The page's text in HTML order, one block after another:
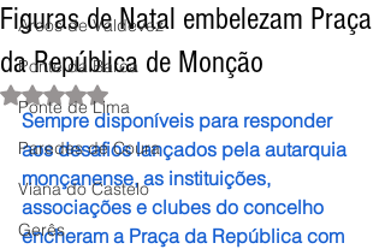
Arcos de Valdevez
Ponte da Barca
Ponte de Lima
Paredes de Coura
Viana do Castelo
Gerês
Figuras de Natal embelezam Praça
da República de Monção
Avaliado com NaN de 5 estrelas.
Sempre disponíveis para responder
aos desafios lançados pela autarquia
monçanense, as instituições,
associações e clubes do concelho
encheram a Praça da República com